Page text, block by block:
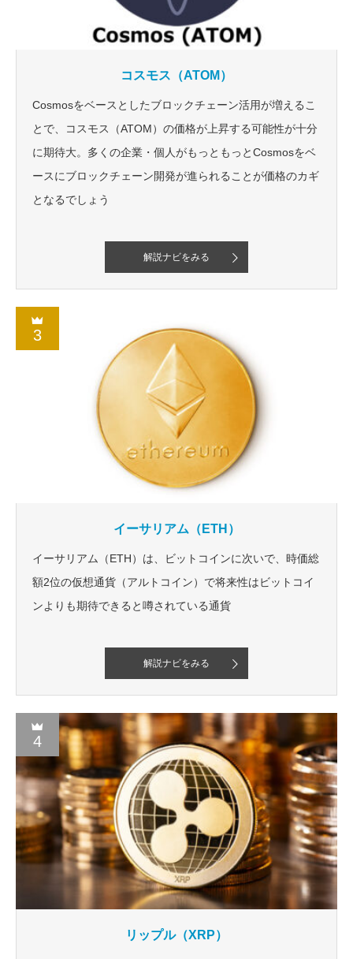
コスモス（ATOM）
Cosmosをベースとしたブロックチェーン活用が増えるこ
とで、コスモス（ATOM）の価格が上昇する可能性が十分
に期待大。多くの企業・個人がもっともっとCosmosをベ
ースにブロックチェーン開発が進られることが価格のカギ
となるでしょう
解説ナビをみる
3
イーサリアム（ETH）
イーサリアム（ETH）は、ビットコインに次いで、時価総
額2位の仮想通貨（アルトコイン）で将来性はビットコイ
ンよりも期待できると噂されている通貨
解説ナビをみる
4
リップル（XRP）